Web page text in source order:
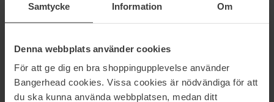
Samtycke Information Om
Denna webbplats använder cookies
För att ge dig en bra shoppingupplevelse använder
Bangerhead cookies. Vissa cookies är nödvändiga för att
du ska kunna använda webbplatsen, medan ditt
125 ml 75 ml
Memo Paris
Marfa
BornToStandOut
Dirty Rainbow